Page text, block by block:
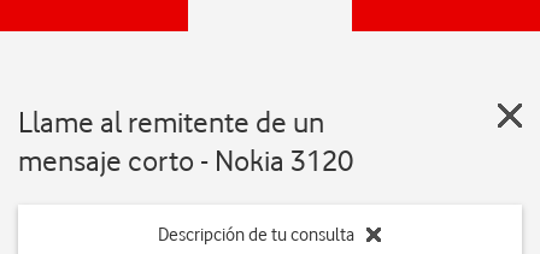
Llame al remitente de un
mensaje corto - Nokia 3120
Descripción de tu consulta